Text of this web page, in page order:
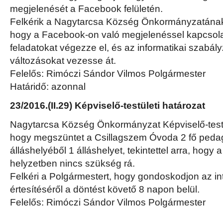
megjelenését a Facebook felületén.
Felkérik a Nagytarcsa Község
hogy a Facebook-on való megjelenéssel
feladatokat végezze el, és az informatikai
változásokat vezesse át.
Felelős: Rimóczi Sándor Vilmos Polgármester
Határidő: azonnal
23/2016.(II.29) Képviselő-testületi határozat
Nagytarcsa Község Önkormányzat Képviselő-
hogy megszüntet a Csillagszem Óvoda 2 fő
álláshelyéből 1 álláshelyet, tekintettel arra, hogy
helyzetben nincs szükség rá.
Felkéri a Polgármestert, hogy gondoskodjon az
értesítéséről a döntést követő 8 napon belül.
Felelős: Rimóczi Sándor Vilmos Polgármester